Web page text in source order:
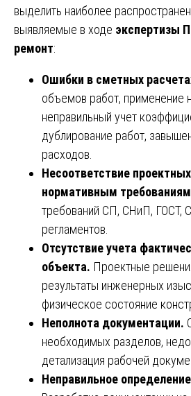
выделить наиболее
выявляемые в ходе экспертизы
ремонт:
Ошибки в сметных
объемов работ, применение
неправильный учет
дублирование работ,
расходов.
Несоответствие
нормативным
требований СП, СНиП, ГОСТ,
регламентов.
Отсутствие учета
объекта. Проектные
результаты инженерных
физическое состояние
Неполнота документации.
необходимых разделов,
детализация рабочей
Неправильное